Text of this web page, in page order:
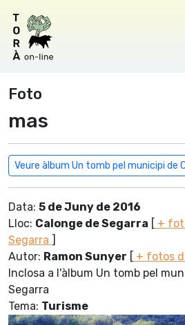
Foto
mas
Veure àlbum Un tomb pel municipi de
Data: 5 de Juny de 2016
Lloc: Calonge de Segarra [ +
Segarra ]
Autor: Ramon Sunyer [ + fotos
Inclosa a l'àlbum Un tomb pel
Segarra
Tema: Turisme